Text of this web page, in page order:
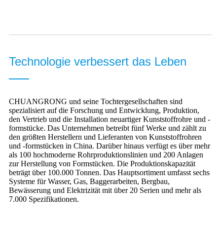
Technologie verbessert das Leben
CHUANGRONG und seine Tochtergesellschaften sind
spezialisiert auf die Forschung und Entwicklung, Produktion,
den Vertrieb und die Installation neuartiger Kunststoffrohre und -
formstücke. Das Unternehmen betreibt fünf Werke und zählt zu
den größten Herstellern und Lieferanten von Kunststoffrohren
und -formstücken in China. Darüber hinaus verfügt es über mehr
als 100 hochmoderne Rohrproduktionslinien und 200 Anlagen
zur Herstellung von Formstücken. Die Produktionskapazität
beträgt über 100.000 Tonnen. Das Hauptsortiment umfasst sechs
Systeme für Wasser, Gas, Baggerarbeiten, Bergbau,
Bewässerung und Elektrizität mit über 20 Serien und mehr als
7.000 Spezifikationen.